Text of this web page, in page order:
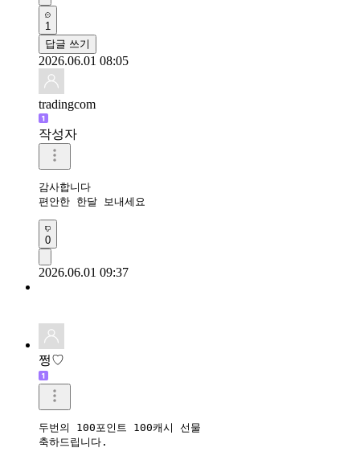
1
답글 쓰기
2026.06.01 08:05
tradingcom
작성자
감사합니다
편안한 한달 보내세요
0
2026.06.01 09:37
쩡♡
두번의 100포인트 100캐시 선물
축하드립니다.